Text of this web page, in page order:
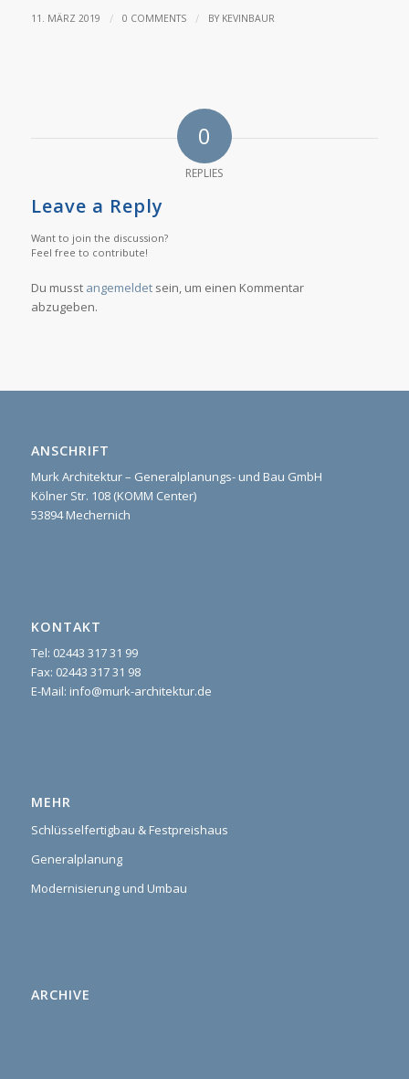
11. MÄRZ 2019 / 0 COMMENTS / BY KEVINBAUR
0
REPLIES
Leave a Reply
Want to join the discussion?
Feel free to contribute!
Du musst angemeldetsein, um einen Kommentar
abzugeben.
ANSCHRIFT
Murk Architektur – Generalplanungs- und Bau GmbH
Kölner Str. 108 (KOMM Center)
53894 Mechernich
KONTAKT
Tel: 02443 317 31 99
Fax: 02443 317 31 98
E-Mail: info@murk-architektur.de
MEHR
Schlüsselfertigbau & Festpreishaus
Generalplanung
Modernisierung und Umbau
ARCHIVE